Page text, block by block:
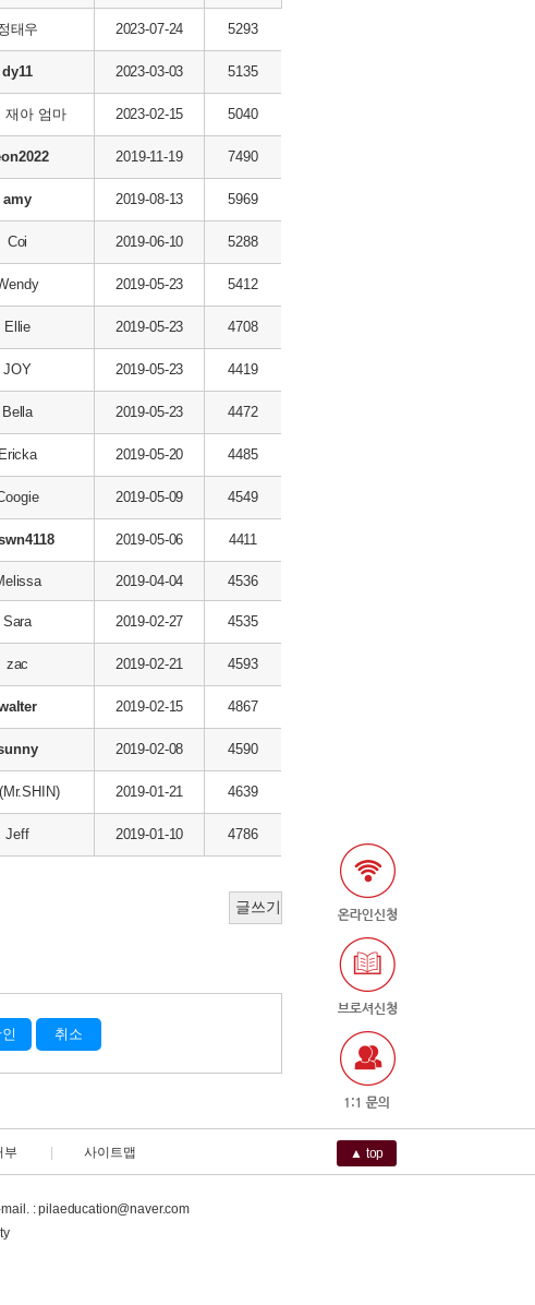
▲ top
태우 2023-07-24 5293
dy11 2023-03-03 5135
재아 엄마 2023-02-15 5040
2019-11-19 7490
amy 2019-08-13 5969
Coi 2019-06-10 5288
2019-05-23 5412
Ellie 2019-05-23 4708
JOY 2019-05-23 4419
Bella 2019-05-23 4472
Ericka 2019-05-20 4485
2019-05-09 4549
2019-05-06 4411
2019-04-04 4536
Sara 2019-02-27 4535
zac 2019-02-21 4593
2019-02-15 4867
2019-02-08 4590
2019-01-21 4639
Jeff 2019-01-10 4786
취소
부 사이트맵
: pilaeducation@naver.com